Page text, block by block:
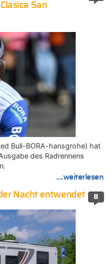
San
Bull-BORA-hansgrohe) hat
des Radrennens
....weiterlesen
8
Nacht entwendet